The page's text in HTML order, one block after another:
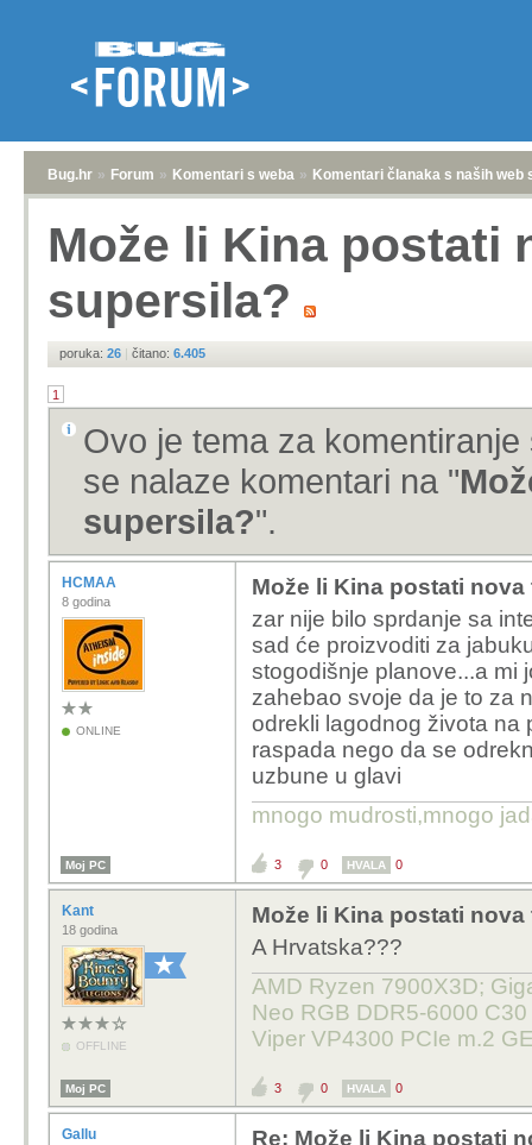
Bug.hr » Forum » Komentari s weba » Komentari članaka s naših web
Može li Kina postati
supersila?
poruka: 26 | čitano: 6.405
1
Ovo je tema za
se nalaze komentari na "
supersila?".
HCMAA
8 godina
ONLINE
Može li Kina postati
zar nije bilo sprdanje sa
sad će proizvoditi za
stogodišnje planove...a mi
zahebao svoje da je to za
odrekli lagodnog života na
raspada nego da se
uzbune u glavi
mnogo mudrosti,mnogo
Moj PC 3 0 HVALA 0
Kant
18 godina
OFFLINE
Može li Kina postati
A Hrvatska???
AMD Ryzen 7900X3D;
Neo RGB DDR5-6000
Viper VP4300 PCIe m.2
Moj PC 3 0 HVALA 0
Gallu
Re: Može li Kina postati